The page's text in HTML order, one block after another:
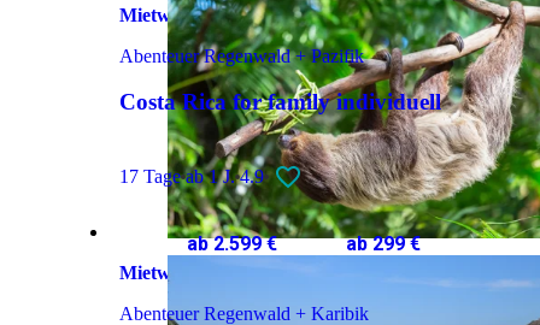
Mietwagenreise
Abenteuer Regenwald + Pazifik
Costa Rica for family individuell
17 Tage ab 1 J. 4.9
ab 2.599 € ab 299 €
Mietwagenreise
Abenteuer Regenwald + Karibik